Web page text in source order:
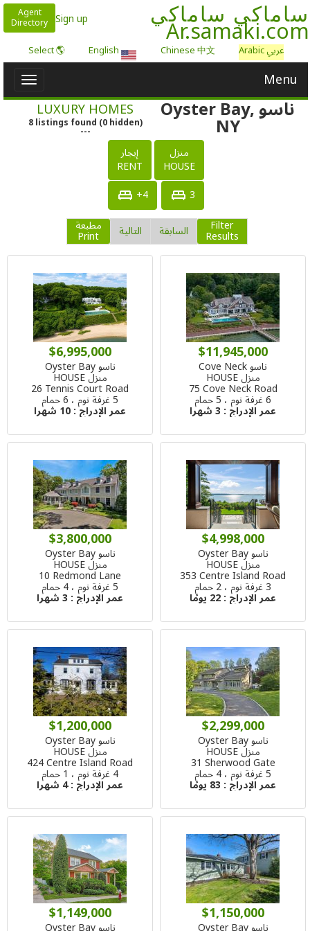
ساماكي ساماكي
Ar.samaki.com
Sign up
Agent
Directory
عربي Arabic Chinese 中文
English
🌎 Select
Toggle Menu
ناسو Oyster Bay,
NY
LUXURY HOMES
8listings found (0hidden)
---
منزل
HOUSE
إيجار
RENT
3
4+
Filter
Results السابقة التالية مطبعة
Print
$11,945,000
ناسو Cove Neck
منزل HOUSE
75 Cove Neck Road
6 غرفة نوم ، 5 حمام
عمر الإدراج : 3 شهرا
$6,995,000
ناسو Oyster Bay
منزل HOUSE
26 Tennis Court Road
5 غرفة نوم ، 6 حمام
عمر الإدراج :10 شهرا
$4,998,000
ناسو Oyster Bay
منزل HOUSE
353 Centre Island Road
3 غرفة نوم ، 2 حمام
عمر الإدراج :22 يومًا
$3,800,000
ناسو Oyster Bay
منزل HOUSE
10 Redmond Lane
5 غرفة نوم ، 4 حمام
عمر الإدراج : 3 شهرا
$2,299,000
ناسو Oyster Bay
منزل HOUSE
31 Sherwood Gate
5 غرفة نوم ، 4 حمام
عمر الإدراج : 83 يومًا
$1,200,000
ناسو Oyster Bay
منزل HOUSE
424 Centre Island Road
4 غرفة نوم ، 1 حمام
عمر الإدراج :4 شهرا
$1,150,000
$1,149,000